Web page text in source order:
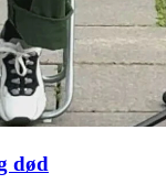
død